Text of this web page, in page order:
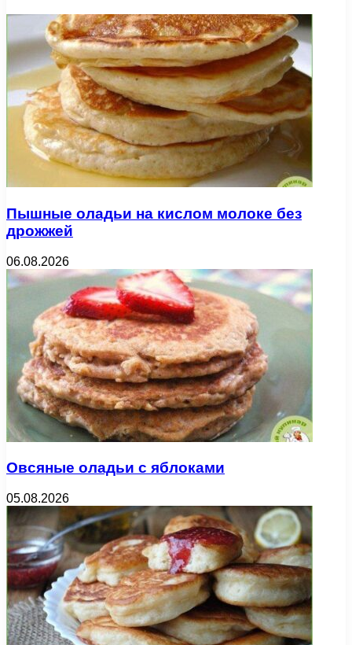
Пышные оладьи на кислом молоке без
дрожжей
06.08.2026
Овсяные оладьи с яблоками
05.08.2026